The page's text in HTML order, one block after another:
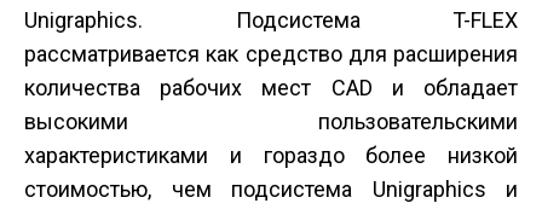
Unigraphics. Подсистема T-FLEX
рассматривается как средство для расширения
количества рабочих мест CAD и обладает
высокими пользовательскими
характеристиками и гораздо более низкой
стоимостью, чем подсистема Unigraphics и